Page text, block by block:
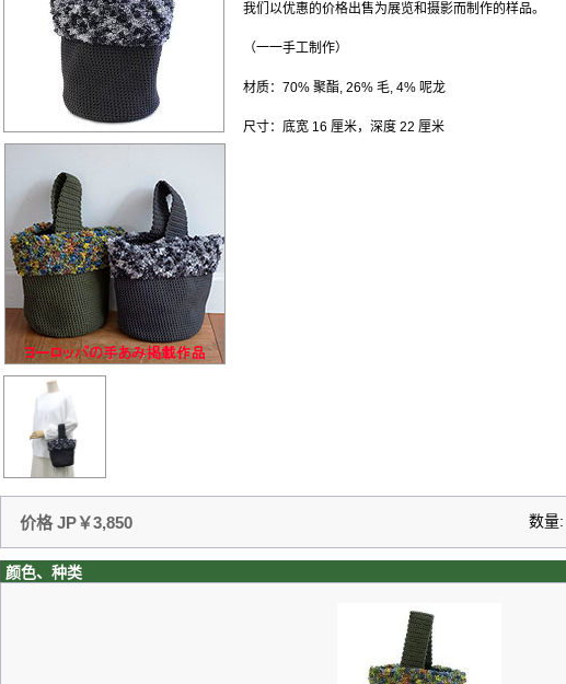
我们以优惠的价格出售为展览和摄影而制作的样品。
（一一手工制作）
材质：70% 聚酯, 26% 毛, 4% 呢龙
尺寸：底宽 16 厘米，深度 22 厘米
价格 JP￥3,850 数量
颜色、种类